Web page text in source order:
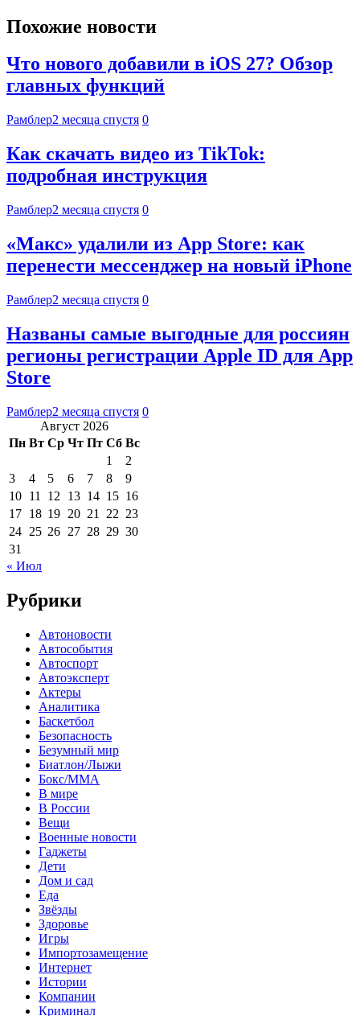
Похожие новости
Что нового добавили в iOS 27? Обзор
главных функций
Рамблер2 месяца спустя 0
Как скачать видео из TikTok:
подробная инструкция
Рамблер2 месяца спустя 0
«Макс» удалили из App Store: как
перенести мессенджер на новый iPhone
Рамблер2 месяца спустя 0
Названы самые выгодные для россиян
регионы регистрации Apple ID для App
Store
Рамблер2 месяца спустя 0
Август 2026
Пн Вт Ср Чт Пт Сб Вс
1
2
3
4 5 6 7 8
9
10 11 12 13 14 15 16
17 18 19 20 21 22 23
24 25 26 27 28 29 30
31
« Июл
Рубрики
Автоновости
Автособытия
Автоспорт
Автоэксперт
Актеры
Аналитика
Баскетбол
Безопасность
Безумный мир
Биатлон/Лыжи
Бокс/MMA
В мире
В России
Вещи
Военные новости
Гаджеты
Дети
Дом и сад
Еда
Звёзды
Здоровье
Игры
Импортозамещение
Интернет
Истории
Компании
Криминал